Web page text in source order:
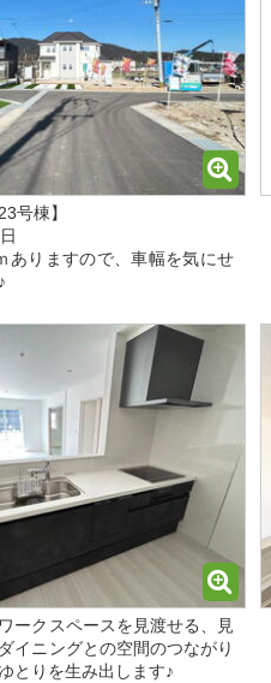
号棟】
ありますので、車幅を気にせ
ークスペースを見渡せる、見
イニングとの空間のつながり
とりを生み出します♪